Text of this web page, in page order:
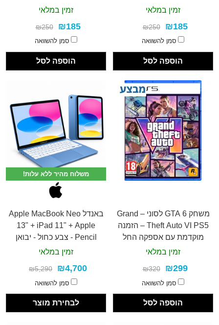
זמין במלאי
₪250 ₪185
סמן להשוואה
הוספה לסל
זמין במלאי
₪250 ₪185
סמן להשוואה
הוספה לסל
משחק GTA 6 לסוני – Grand
Theft Auto VI PS5 – הזמנה
מוקדמת עם אספקה החל
מ-19/11/26
זמין במלאי
₪320 ₪299
סמן להשוואה
הוספה לסל
משלוח מהיר ללא עלות!
באנדל Apple MacBook Neo
13" + iPad 11" + Apple
Pencil - צבע כחול - יבואן
רשמי
זמין במלאי
₪5,290 ₪4,700
סמן להשוואה
לבחירת מוצר